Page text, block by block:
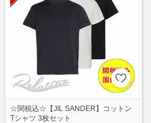
☆関税込☆【JIL SANDER】コットン
Tシャツ 3枚セット